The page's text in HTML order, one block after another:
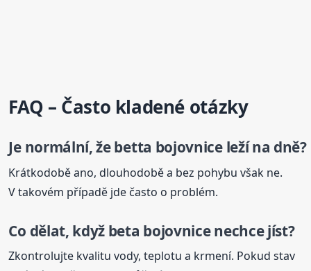
FAQ – Často kladené otázky
Je normální, že betta bojovniceleží na dně?
Krátkodobě ano, dlouhodobě a bez pohybu však ne.
V takovém případě jde často o problém.
Co dělat, když beta bojovnicenechce jíst?
Zkontrolujte kvalitu vody, teplotu a krmení. Pokud stav